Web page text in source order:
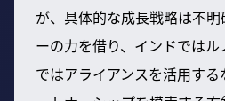
が、具体的な成長戦略は不
ーの力を借り、インドでは
ではアライアンスを活用す